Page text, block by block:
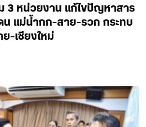
ม 3 หน่วยงาน แก้ไขปัญหาสาร
แม่น้ำกก-สาย-รวก กระทบ
-เชียงใหม่